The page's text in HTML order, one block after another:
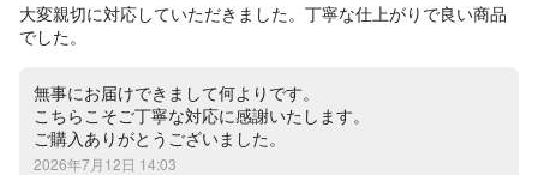
大変親切に対応していただきました。丁寧な仕上がりで良い商品
でした。
無事にお届けできまして何よりです。
こちらこそご丁寧な対応に感謝いたします。
ご購入ありがとうございました。
2026年7月12日 14:03